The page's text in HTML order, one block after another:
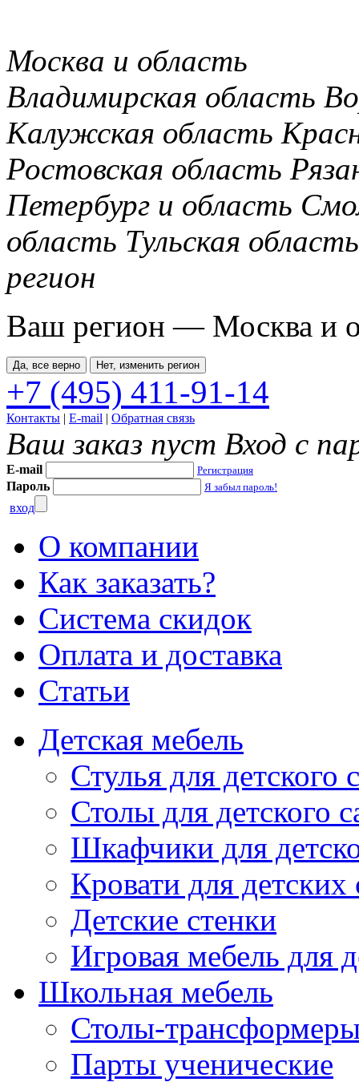
Москва и область
Владимирская область
Калужская область
Ростовская область
Петербург и область
область Тульская область
регион
Ваш регион — Москва и
Да, все верно Нет, изменить регион
+7 (495) 411-91-14
Контакты | E-mail | Обратная связь
Ваш заказ пуст Вход с
E-mail Регистрация
Пароль Я забыл пароль!
вход
О компании
Как заказать?
Система скидок
Оплата и доставка
Статьи
Детская мебель
Стулья для детского
Столы для детского
Шкафчики для
Кровати для детских
Детские стенки
Игровая мебель для
Школьная мебель
Столы-
Парты ученические